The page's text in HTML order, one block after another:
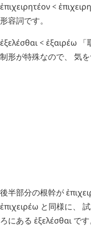
ἐπιχειρητέον <
形容詞です。
ἐξελέσθαι < ἐξαιρέω
制形が特殊なので、 気
後半部分の根幹が
ἐπιχειρέω と同様に、
ろにある ἐξελέσθαι です